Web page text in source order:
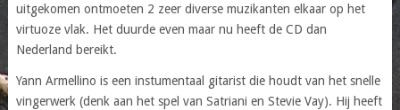
uitgekomen ontmoeten 2 zeer diverse muzikanten elkaar op het
virtuoze vlak. Het duurde even maar nu heeft de CD dan
Nederland bereikt.
Yann Armellino is een instumentaal gitarist die houdt van het snelle
vingerwerk (denk aan het spel van Satriani en Stevie Vay). Hij heeft